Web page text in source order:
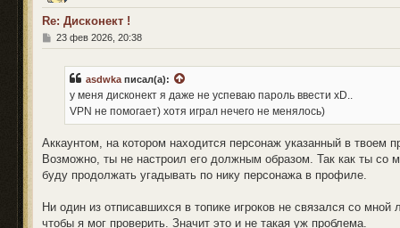
Re: Дисконект !
С
о
23 фев 2026, 20:38
asdwka писал(а):
у меня дисконект я даже не успеваю пароль ввести xD..
VPN не помогает) хотя играл нечего не менялось)
Аккаунтом, на котором находится персонаж указанный в твоем
Возможно, ты не настроил его должным образом. Так как ты со
буду продолжать угадывать по нику персонажа в профиле.
Ни один из отписавшихся в топике игроков не связался со
чтобы я мог проверить. Значит это и не такая уж проблема.